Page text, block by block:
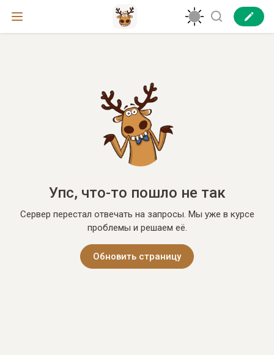
Упс, что-то пошло не так
Сервер перестал отвечать на запросы. Мы уже в курсе
проблемы и решаем её.
Обновить страницу